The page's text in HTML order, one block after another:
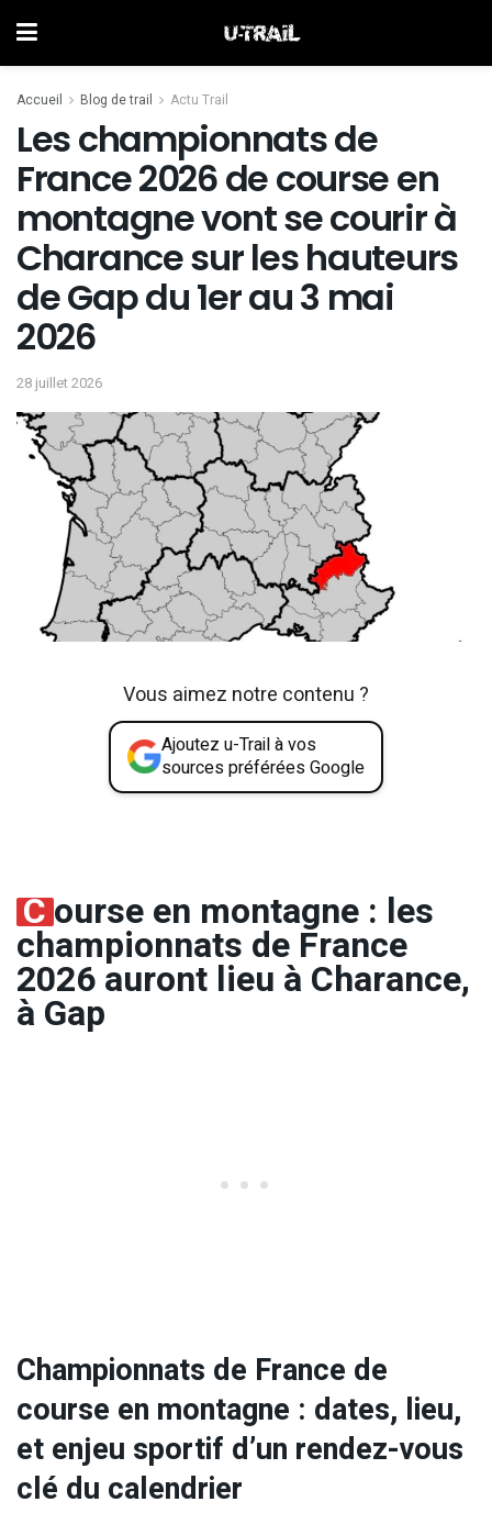
Accueil Blog de trail Actu Trail
Les championnats de
France 2026 de course en
montagne vont se courir à
Charance sur les hauteurs
de Gap du 1er au 3 mai
2026
28 juillet 2026
Vous aimez notre contenu ?
Ajoutez u-Trail à vos
sources préférées Google
Course en montagne : les
championnats de France
2026 auront lieu à Charance,
à Gap
Championnats de France de
course en montagne : dates, lieu,
et enjeu sportif d’un rendez-vous
clé du calendrier